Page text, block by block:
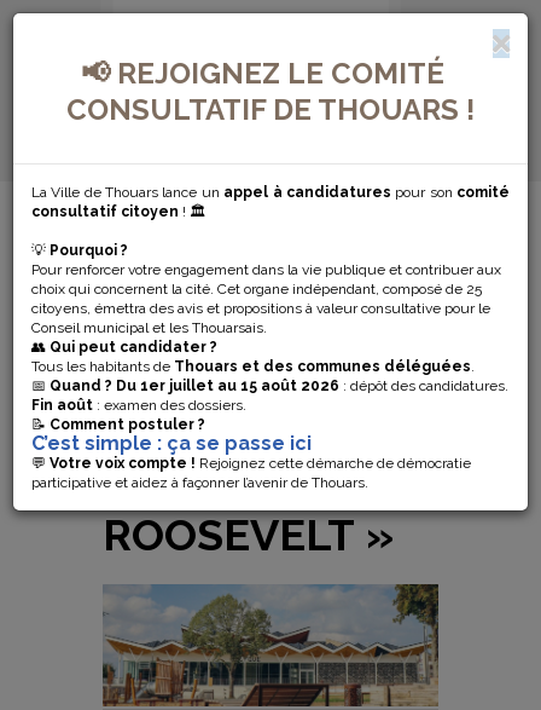
📢 REJOIGNEZ LE COMITÉ
CONSULTATIF DE THOUARS !
La Ville de Thouars lance un appel à candidatures pour son comité
consultatif citoyen ! 🏛️
💡 Pourquoi ?
Pour renforcer votre engagement dans la vie publique et contribuer aux
choix qui concernent la cité. Cet organe indépendant, composé de 25
citoyens, émettra des avis et propositions à valeur consultative pour le
Conseil municipal et les Thouarsais.
👥 Qui peut candidater ?
Tous les habitants de Thouars et des communes déléguées.
📅 Quand ? Du 1er juillet au 15 août 2026 : dépôt des candidatures.
Fin août : examen des dossiers.
📝 Comment postuler ?
C’est simple : ça se passe ici
💬 Votre voix compte ! Rejoignez cette démarche de démocratie
participative et aidez à façonner l’avenir de Thouars.
MENU DE NAVIGATION...
INAUGURATION
DU CINÉMA
« LE KIOSQUE »
ET DU SQUARE
« FRANKLIN
ROOSEVELT »